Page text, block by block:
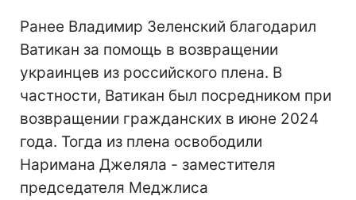
Ранее Владимир Зеленский благодарил
Ватикан за помощь в возвращении
украинцев из российского плена. В
частности, Ватикан был посредником при
возвращении гражданских в июне 2024
года. Тогда из плена освободили
Наримана Джеляла - заместителя
председателя Меджлиса